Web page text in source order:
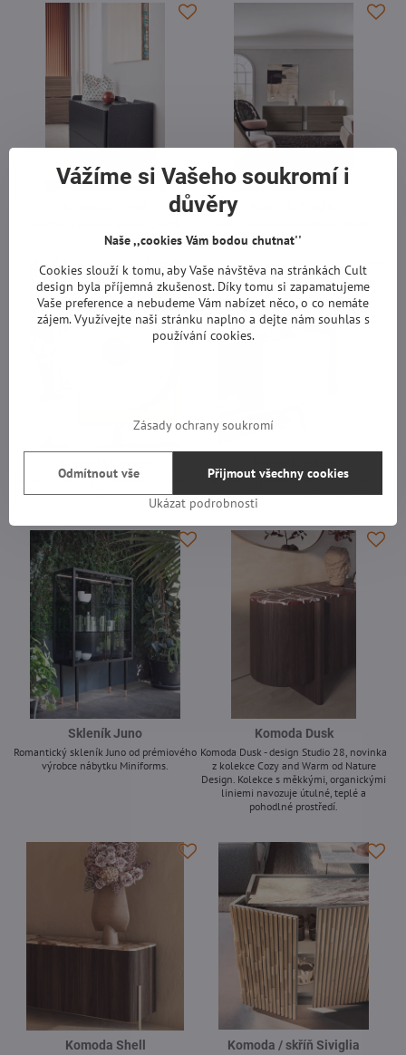
- -
Komoda Caruso je vybavena 50W Hi-Fi
systémem.
Komoda či příborník Edge s výraznou
kresbou dřeva od výrobce Miniforms.
Skleník Juno
Romantický skleník Juno od prémiového
výrobce nábytku Miniforms.
Komoda Dusk
Komoda Dusk - design Studio 28, novinka
z kolekce Cozy and Warm od Nature
Design. Kolekce s měkkými, organickými
liniemi navozuje útulné, teplé a
pohodlné prostředí.
Komoda Shell Komoda / skříň Siviglia
Vážíme si Vašeho soukromí i
důvěry
Naše ,,cookies Vám bodou chutnat''
Cookies slouží k tomu, aby Vaše návštěva na stránkách Cult
design byla příjemná zkušenost. Díky tomu si zapamatujeme
Vaše preference a nebudeme Vám nabízet něco, o co nemáte
zájem. Využívejte naši stránku naplno a dejte nám souhlas s
používání cookies.
Zásady ochrany soukromí
Ukázat podrobnosti
Přijmout všechny cookies
Odmítnout vše